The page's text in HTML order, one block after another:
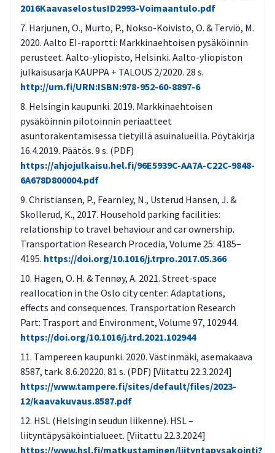
käyttöön keinoja, jotka edistävät kuulluksi
tulemista?
Millaisia keinoja ja tietoja tarvitaan
päätöksenteon tueksi (esimerkiksi
toimenpiteiden seuranta ja arviointi sekä
kustannushyödyt)?
2016KaavaselostusID2993-Voimaantulo.pdf
Harjunen, O., Murto, P., Nokso-Koivisto, O. & Terviö, M.
2020. Aalto EI-raportti: Markkinaehtoisen pysäköinnin
perusteet. Aalto-yliopisto, Helsinki. Aalto-yliopiston
julkaisusarja KAUPPA + TALOUS 2/2020. 28 s.
http://urn.fi/URN:ISBN:978-952-60-8897-6
Helsingin kaupunki. 2019. Markkinaehtoisen
pysäköinnin pilotoinnin periaatteet
asuntorakentamisessa tietyillä asuinalueilla. Pöytäkirja
16.4.2019. Päätös. 9 s. (PDF)
https://ahjojulkaisu.hel.fi/96E5939C-AA7A-C22C-9848-
6A678D800004.pdf
Christiansen, P., Fearnley, N., Usterud Hansen, J. &
Skollerud, K., 2017. Household parking facilities:
relationship to travel behaviour and car ownership.
Transportation Research Procedia, Volume 25: 4185–
4195. https://doi.org/10.1016/j.trpro.2017.05.366
Hagen, O. H. & Tennøy, A. 2021. Street-space
reallocation in the Oslo city center: Adaptations,
effects and consequences. Transportation Research
Part: Trasport and Environment, Volume 97, 102944.
https://doi.org/10.1016/j.trd.2021.102944
Tampereen kaupunki. 2020. Västinmäki, asemakaava
8587, tark. 8.6.20220. 81 s. (PDF) [Viitattu 22.3.2024]
https://www.tampere.fi/sites/default/files/2023-
12/kaavakuvaus.8587.pdf
HSL (Helsingin seudun liikenne). HSL –
liityntäpysäköintialueet. [Viitattu 22.3.2024]
https://www.hsl.fi/matkustaminen/liityntapysakointi?